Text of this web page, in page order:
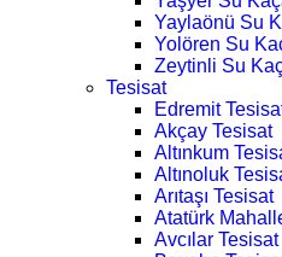
Yaylaönü Su
Yolören Su
Zeytinli Su
Tesisat
Edremit
Akçay Tesisat
Altınkum
Altınoluk
Arıtaşı Tesisat
Atatürk
Avcılar Tesisat